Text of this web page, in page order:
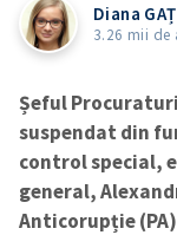
Diana
3.26 mii de
Șeful
suspendat din
control special,
general,
Anticorupție